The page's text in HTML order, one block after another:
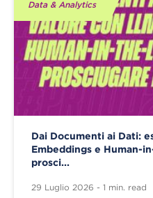
Data & Analytics
Dai Documenti ai Dati:
Embeddings e Human-
prosci...
29 Luglio 2026 - 1 min. read